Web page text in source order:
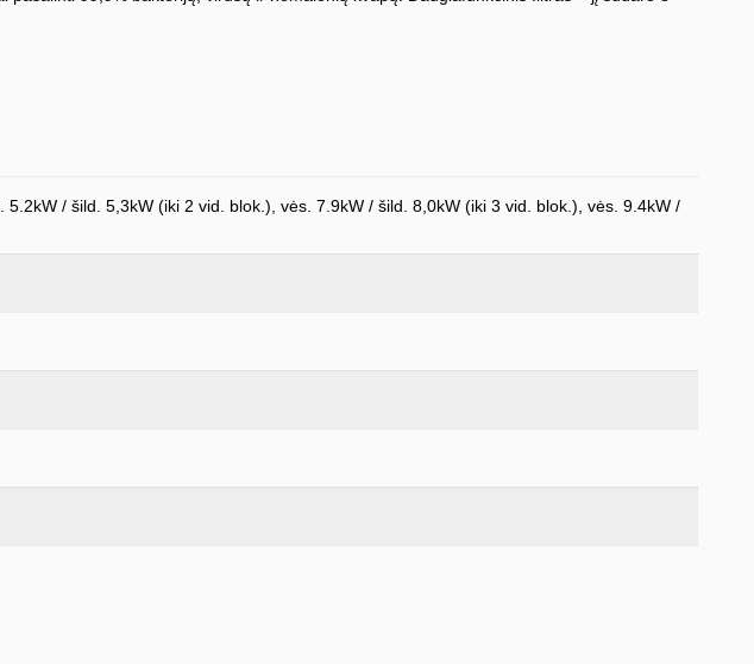
/ šild. 5,3kW (iki 2 vid. blok.), vės. 7.9kW / šild. 8,0kW (iki 3 vid. blok.), vės. 9.4kW /